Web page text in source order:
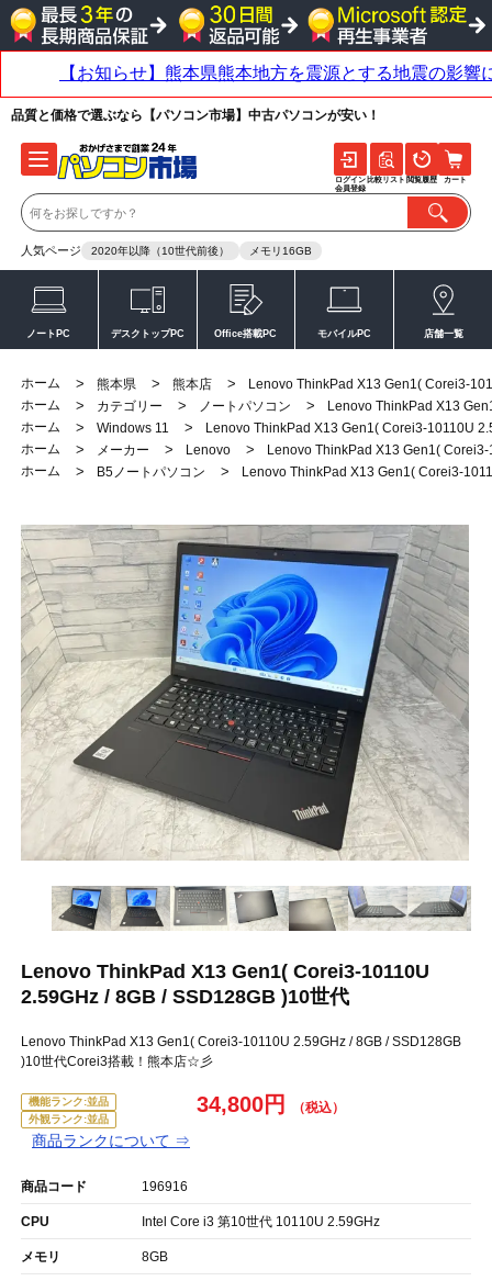
品質と価格で選ぶなら【パソコン市場】中古パソコンが安い！
人気ページ 2020年以降（10世代前後） メモリ16GB
ログイン
会員登録
比較リスト 閲覧履歴 カート
ノートPC デスクトップPC Office搭載PC モバイルPC 店舗一覧
ホーム > 熊本県 > 熊本店 >
Lenovo ThinkPad X13 Gen1( Corei3-
ホーム
> カテゴリー > ノートパソコン >
Lenovo ThinkPad X13
ホーム
> Windows 11 >
Lenovo ThinkPad X13 Gen1( Corei3-10110U
ホーム
> メーカー > Lenovo >
Lenovo ThinkPad X13 Gen1(
ホーム
> B5ノートパソコン > Lenovo ThinkPad X13 Gen1( Corei3-
Lenovo ThinkPad X13 Gen1( Corei3-10110U
2.59GHz / 8GB / SSD128GB )10世代
Lenovo ThinkPad X13 Gen1( Corei3-10110U 2.59GHz / 8GB / SSD128GB
)10世代Corei3搭載！熊本店☆彡
機能ランク:並品
外観ランク:並品
商品ランクについて ⇒
34,800円
商品コード 196916
CPU Intel Core i3 第10世代 10110U 2.59GHz
メモリ 8GB